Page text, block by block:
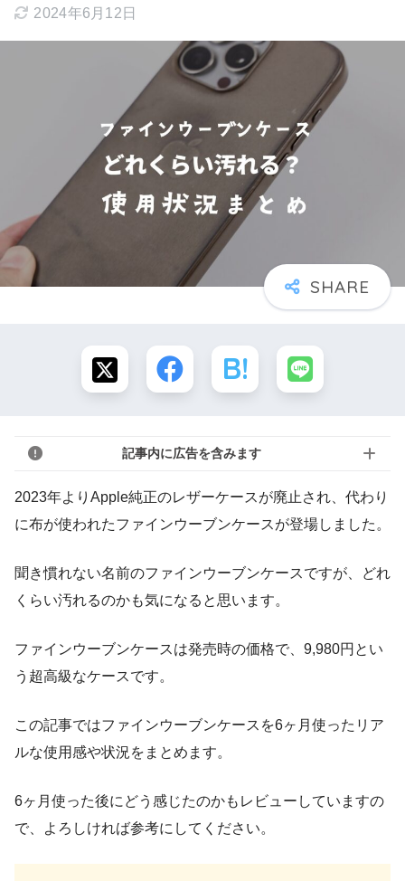
2024年6月12日
記事内に広告を含みます
2023年よりApple純正のレザーケースが廃止され、代わり
に布が使われたファインウーブンケースが登場しました。
聞き慣れない名前のファインウーブンケースですが、どれ
くらい汚れるのかも気になると思います。
ファインウーブンケースは発売時の価格で、9,980円とい
う超高級なケースです。
この記事ではファインウーブンケースを6ヶ月使ったリア
ルな使用感や状況をまとめます。
6ヶ月使った後にどう感じたのかもレビューしていますの
で、よろしければ参考にしてください。